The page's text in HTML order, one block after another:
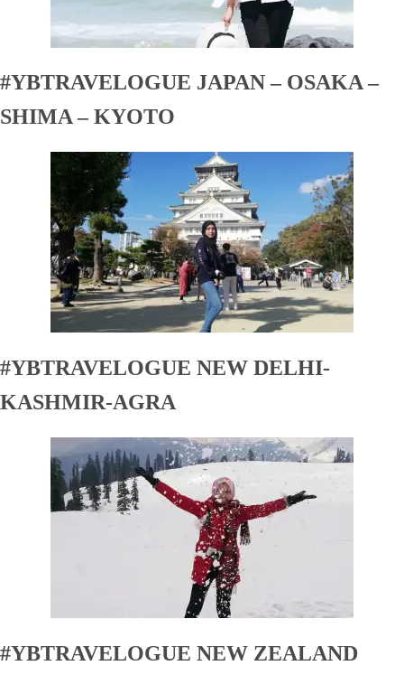
#YBTRAVELOGUE JAPAN – OSAKA –
SHIMA – KYOTO
#YBTRAVELOGUE NEW DELHI-
KASHMIR-AGRA
#YBTRAVELOGUE NEW ZEALAND